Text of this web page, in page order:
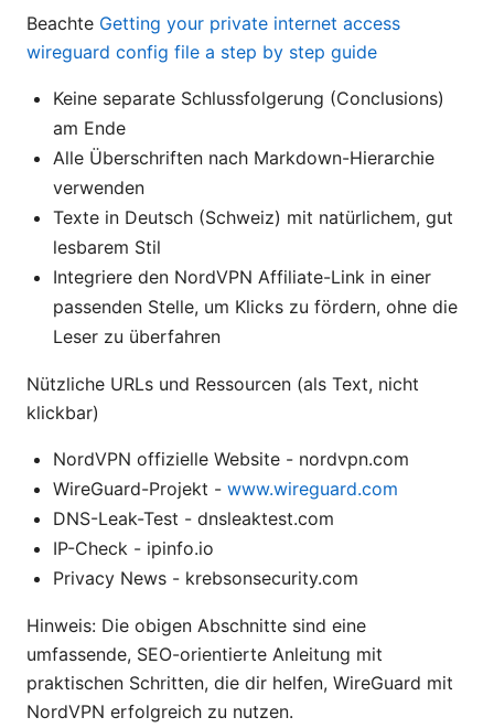
Beachte Getting your private internet access
wireguard config file a step by step guide
Keine separate Schlussfolgerung (Conclusions)
am Ende
Alle Überschriften nach Markdown-Hierarchie
verwenden
Texte in Deutsch (Schweiz) mit natürlichem, gut
lesbarem Stil
Integriere den NordVPN Affiliate-Link in einer
passenden Stelle, um Klicks zu fördern, ohne die
Leser zu überfahren
Nützliche URLs und Ressourcen (als Text, nicht
klickbar)
NordVPN offizielle Website - nordvpn.com
WireGuard-Projekt - www.wireguard.com
DNS-Leak-Test - dnsleaktest.com
IP-Check - ipinfo.io
Privacy News - krebsonsecurity.com
Hinweis: Die obigen Abschnitte sind eine
umfassende, SEO-orientierte Anleitung mit
praktischen Schritten, die dir helfen, WireGuard mit
NordVPN erfolgreich zu nutzen.